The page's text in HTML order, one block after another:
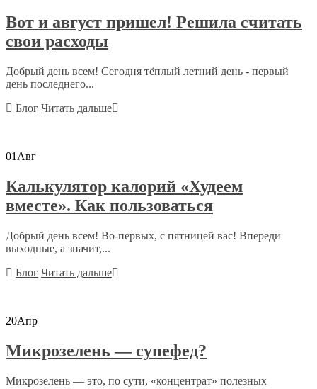
Вот и август пришел! Решила считать
свои расходы
Добрый день всем! Сегодня тёплый летний день - первый
день последнего...
Блог Читать дальше
01 Авг
Калькулятор калорий «Худеем
вместе». Как пользоваться
Добрый день всем! Во-первых, с пятницей вас! Впереди
выходные, а значит,...
Блог Читать дальше
20Апр
Микрозелень — супефед?
Микрозелень — это, по сути, «концентрат» полезных